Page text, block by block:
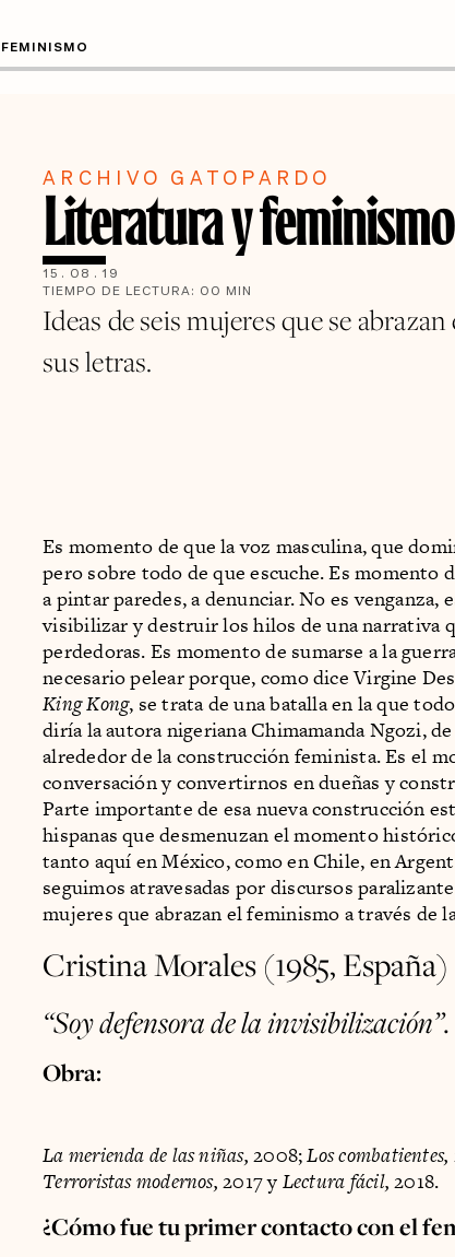
ARCHIVO GATOPARDO
Literatura y feminismo
15 . 08 . 19
TIEMPO DE LECTURA: 00 MIN
Ideas de seis mujeres que se
sus letras.
Es momento de que la voz masculina, que
pero sobre todo de que escuche. Es momento
a pintar paredes, a denunciar. No es venganza,
visibilizar y destruir los hilos de una narrativa
perdedoras. Es momento de sumarse a la
necesario pelear porque, como dice Virgine
King Kong, se trata de una batalla en la que
diría la autora nigeriana Chimamanda Ngozi,
alrededor de la construcción feminista. Es el
conversación y convertirnos en dueñas y
Parte importante de esa nueva construcción
hispanas que desmenuzan el momento
tanto aquí en México, como en Chile, en
seguimos atravesadas por discursos
mujeres que abrazan el feminismo a través de
Cristina Morales (1985, España)
“Soy defensora de la invisibilización”.
Obra:
La merienda de las niñas,2008;Los combatientes,
Terroristas modernos,2017 y Lectura fácil,2018.
¿Cómo fue tu primer contacto con el